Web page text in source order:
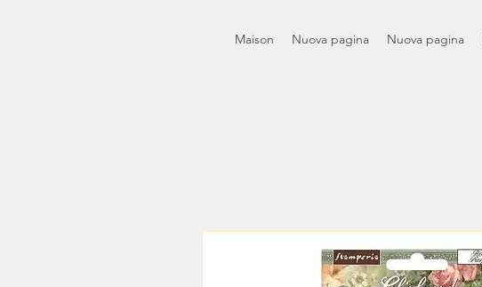
Maison Nuova pagina Nuova pagina